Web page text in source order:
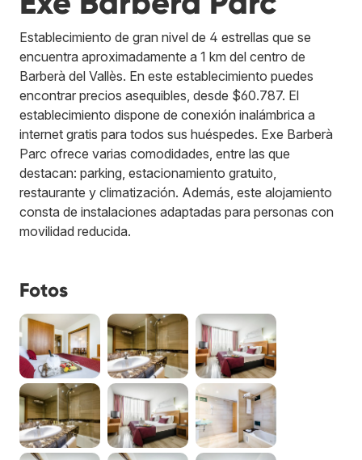
Establecimiento de gran nivel de 4 estrellas que se
encuentra aproximadamente a 1 km del centro de
Barberà del Vallès. En este establecimiento puedes
encontrar precios asequibles, desde $60.787. El
establecimiento dispone de conexión inalámbrica a
internet gratis para todos sus huéspedes. Exe Barberà
Parc ofrece varias comodidades, entre las que
destacan: parking, estacionamiento gratuito,
restaurante y climatización. Además, este alojamiento
consta de instalaciones adaptadas para personas con
movilidad reducida.
Fotos